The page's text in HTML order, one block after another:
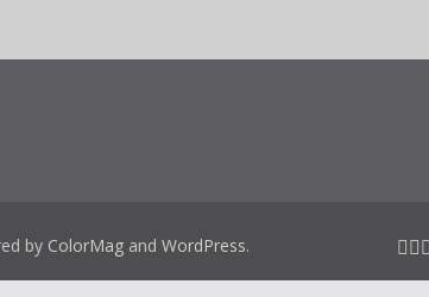
by ColorMag and WordPress.